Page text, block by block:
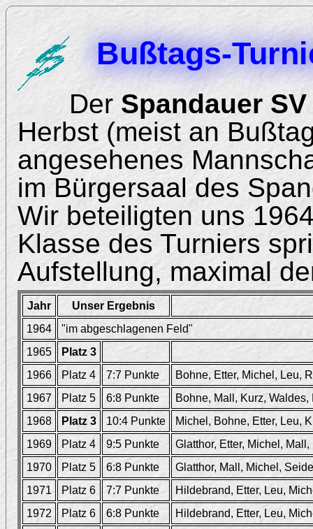
Bußtags-
Der Spandauer SV
Herbst (meist an
angesehenes
im Bürgersaal des
Wir beteiligten uns
Klasse des Turniers
Aufstellung, maximal
Jahr
Unser Ergebnis
1964
"im abgeschlagenen Feld"
1965
Platz 3
1966
Platz 4 7:7 Punkte
Bohne, Etter, Michel, Leu,
1967
Platz 5 6:8 Punkte
Bohne, Mall, Kurz,
1968
Platz 3 10:4 Punkte
Michel, Bohne, Etter, Leu,
1969
Platz 4 9:5 Punkte
Glatthor, Etter, Michel,
1970
Platz 5 6:8 Punkte
Glatthor, Mall, Michel,
1971
Platz 6 7:7 Punkte
Hildebrand, Etter, Leu,
1972
Platz 6 6:8 Punkte
Hildebrand, Etter, Leu,